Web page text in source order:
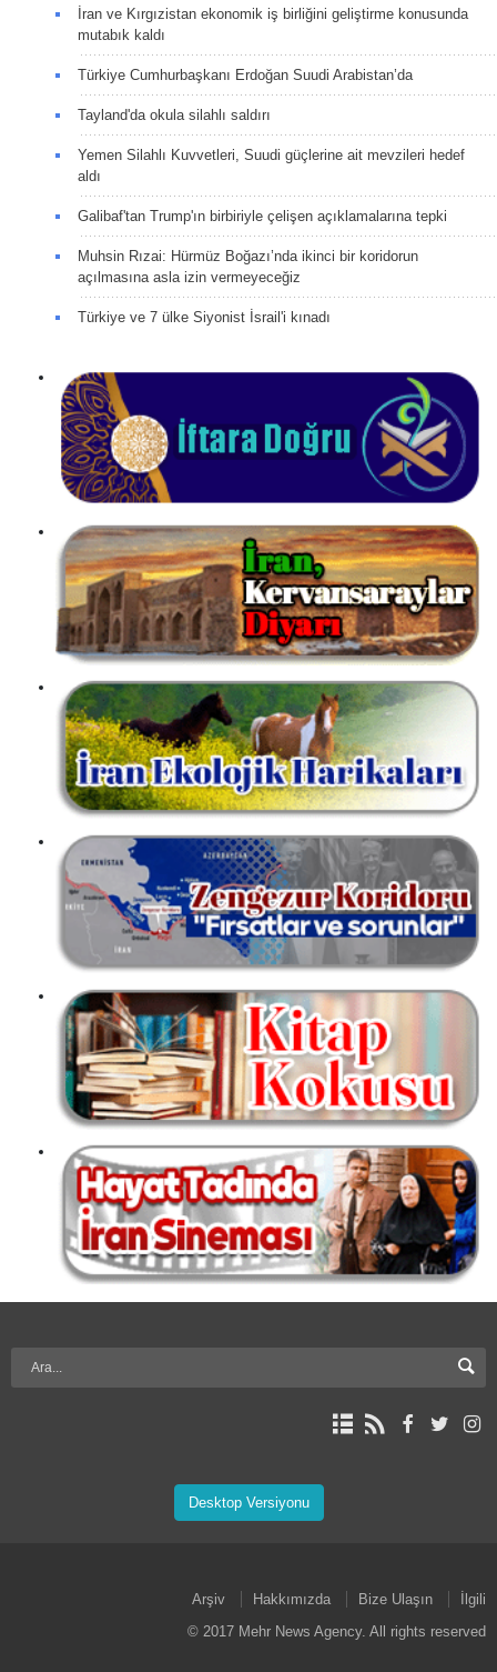
İran ve Kırgızistan ekonomik iş birliğini geliştirme konusunda
mutabık kaldı
Türkiye Cumhurbaşkanı Erdoğan Suudi Arabistan’da
Tayland'da okula silahlı saldırı
Yemen Silahlı Kuvvetleri, Suudi güçlerine ait mevzileri hedef
aldı
Galibaf'tan Trump'ın birbiriyle çelişen açıklamalarına tepki
Muhsin Rızai: Hürmüz Boğazı’nda ikinci bir koridorun
açılmasına asla izin vermeyeceğiz
Türkiye ve 7 ülke Siyonist İsrail'i kınadı
Desktop Versiyonu
Arşiv Hakkımızda Bize Ulaşın
İlgili
© 2017 Mehr News Agency. All rights reserved